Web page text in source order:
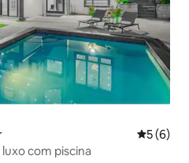
5 de
5 (6)
com piscina